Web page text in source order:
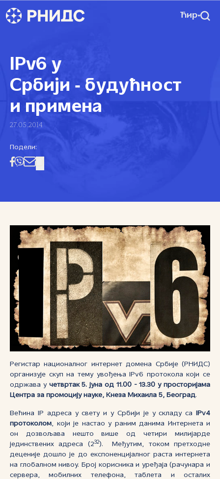
Ћир
IPv6 у
Србији ‑ будућност
и примена
27.05.2014
Подели:
Регистар националног интернет домена Србије (РНИДС)
организује скуп на тему увођења IPv6 протокола који се
одржава учетвртак 5. јуна од 11.00 - 13.30 у просторијама
Центрa за промоцију науке, Кнезa Михаила 5, Београд.
Већина IP адреса у свету и у Србији је у складу са
IPv4
протоколом, који је настао у раним данима Интернета и
он дозвољава нешто више од четири милијарде
јединствених адреса (232). Међутим, током претходне
деценије дошло је до експоненцијалног раста интернета
на глобалном нивоу. Број корисника и уређаја (рачунара и
сервера, мобилних телефона, таблета и осталих